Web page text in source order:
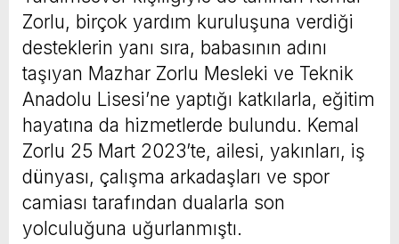
Zorlu, birçok yardım kuruluşuna verdiği
desteklerin yanı sıra, babasının adını
taşıyan Mazhar Zorlu Mesleki ve Teknik
Anadolu Lisesi’ne yaptığı katkılarla, eğitim
hayatına da hizmetlerde bulundu. Kemal
Zorlu 25 Mart 2023’te, ailesi, yakınları, iş
dünyası, çalışma arkadaşları ve spor
camiası tarafından dualarla son
yolculuğuna uğurlanmıştı.